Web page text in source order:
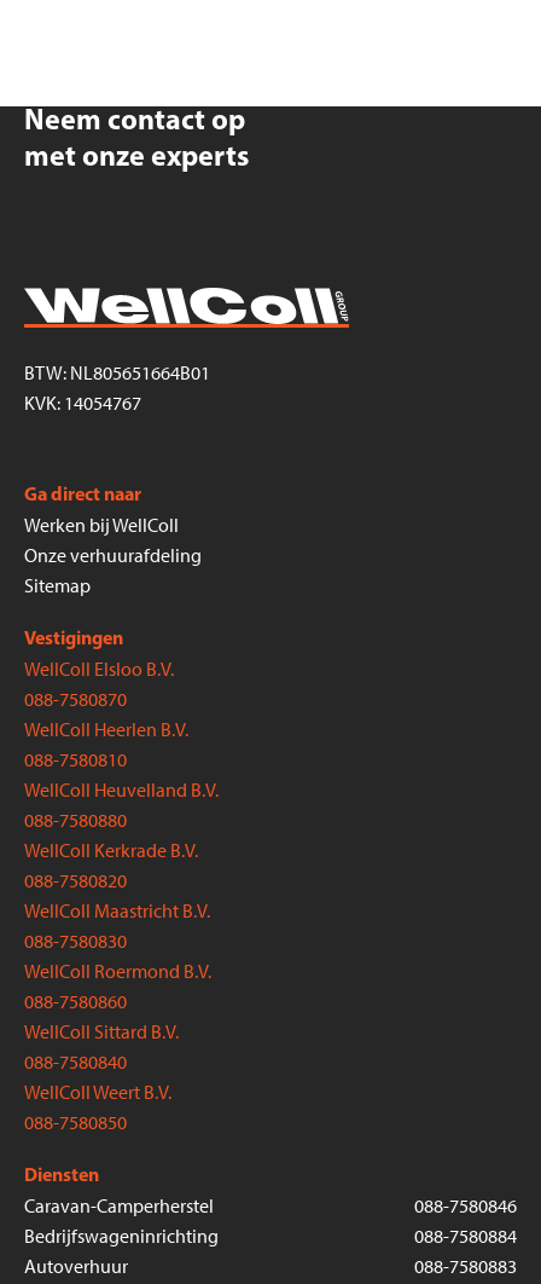
Neem contact op
met onze experts
BTW: NL805651664B01
KVK: 14054767
Vestigingen
WellColl Elsloo B.V.
088-7580870
WellColl Heerlen B.V.
088-7580810
WellColl Heuvelland B.V.
088-7580880
WellColl Kerkrade B.V.
088-7580820
WellColl Maastricht B.V.
088-7580830
WellColl Roermond B.V.
088-7580860
WellColl Sittard B.V.
088-7580840
WellColl Weert B.V.
088-7580850
Diensten
Caravan-Camperherstel
088-7580846
Bedrijfswageninrichting
088-7580884
Autoverhuur
088-7580883
Ga direct naar
Werken bij WellColl
Onze verhuurafdeling
Sitemap